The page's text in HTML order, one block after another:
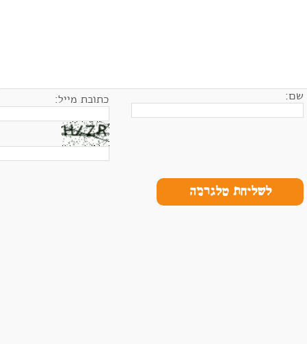
שם: כתובת מייל:
לשליחת טלגרמה